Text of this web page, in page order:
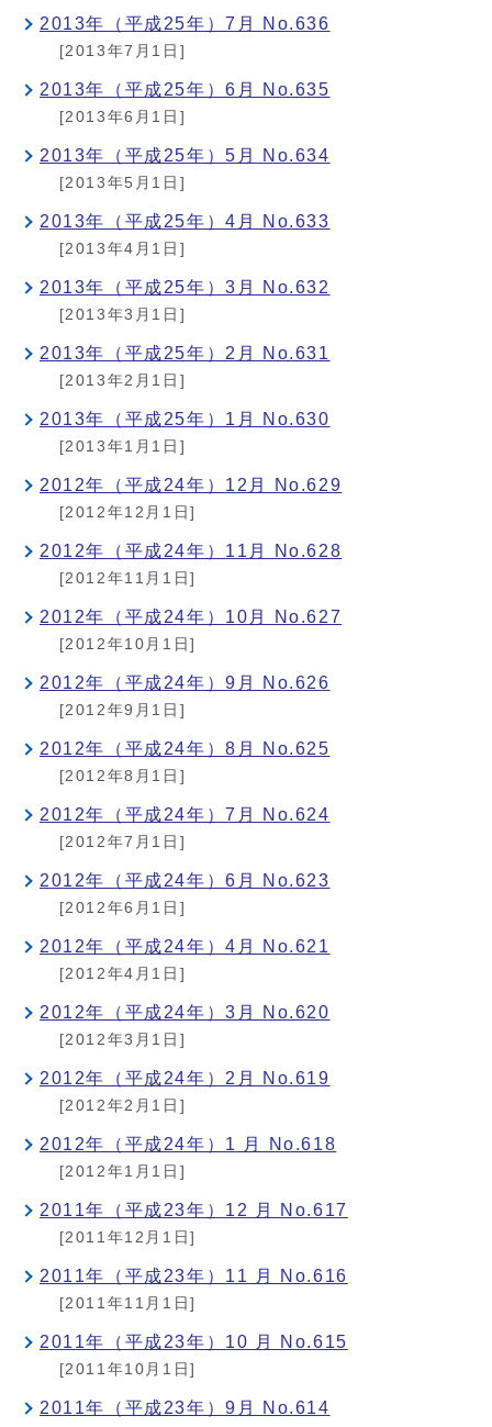
2013年（平成25年）7月 No.636
[2013年7月1日]
2013年（平成25年）6月 No.635
[2013年6月1日]
2013年（平成25年）5月 No.634
[2013年5月1日]
2013年（平成25年）4月 No.633
[2013年4月1日]
2013年（平成25年）3月 No.632
[2013年3月1日]
2013年（平成25年）2月 No.631
[2013年2月1日]
2013年（平成25年）1月 No.630
[2013年1月1日]
2012年（平成24年）12月 No.629
[2012年12月1日]
2012年（平成24年）11月 No.628
[2012年11月1日]
2012年（平成24年）10月 No.627
[2012年10月1日]
2012年（平成24年）9月 No.626
[2012年9月1日]
2012年（平成24年）8月 No.625
[2012年8月1日]
2012年（平成24年）7月 No.624
[2012年7月1日]
2012年（平成24年）6月 No.623
[2012年6月1日]
2012年（平成24年）4月 No.621
[2012年4月1日]
2012年（平成24年）3月 No.620
[2012年3月1日]
2012年（平成24年）2月 No.619
[2012年2月1日]
2012年（平成24年）1 月 No.618
[2012年1月1日]
2011年（平成23年）12 月 No.617
[2011年12月1日]
2011年（平成23年）11 月 No.616
[2011年11月1日]
2011年（平成23年）10 月 No.615
[2011年10月1日]
2011年（平成23年）9月 No.614